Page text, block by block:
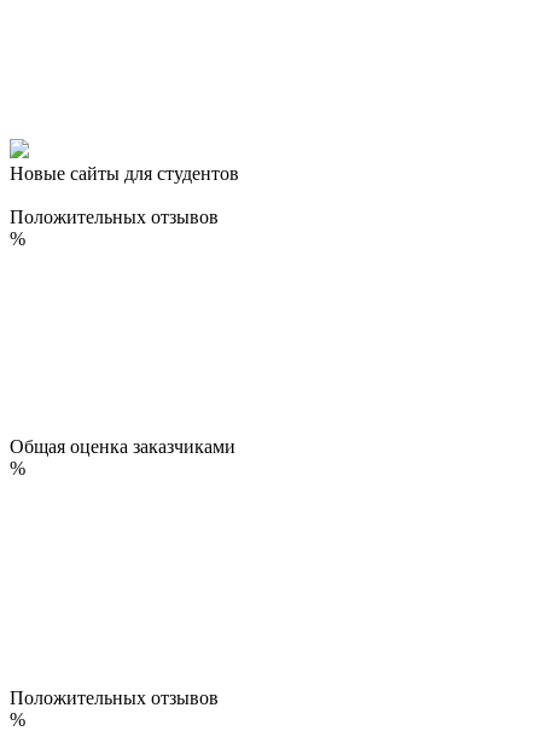
Новые сайты для студентов
Положительных отзывов
%
Общая оценка заказчиками
%
Положительных отзывов
%